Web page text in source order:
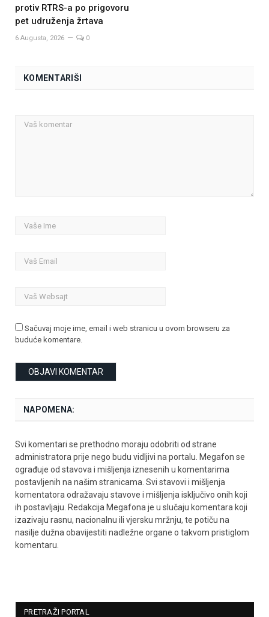
protiv RTRS-a po prigovoru
pet udruženja žrtava
6 Augusta, 2026 0
KOMENTARIŠI
Sačuvaj moje ime, email i web stranicu u ovom browseru za
buduće komentare.
NAPOMENA:
Svi komentari se prethodno moraju odobriti od strane
administratora prije nego budu vidljivi na portalu. Megafon se
ograđuje od stavova i mišljenja iznesenih u komentarima
postavljenih na našim stranicama. Svi stavovi i mišljenja
komentatora odražavaju stavove i mišljenja isključivo onih koji
ih postavljaju. Redakcija Megafona je u slučaju komentara koji
izazivaju rasnu, nacionalnu ili vjersku mržnju, te potiču na
nasilje dužna obavijestiti nadležne organe o takvom pristiglom
komentaru.
PRETRAŽI PORTAL